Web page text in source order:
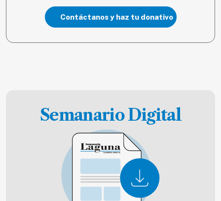
Contáctanos y haz tu donativo
Semanario Digital